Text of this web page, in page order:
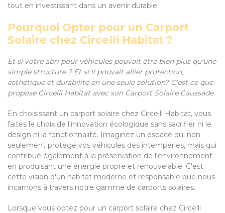
tout en investissant dans un avenir durable.
Pourquoi Opter pour un Carport
Solaire chez Circelli Habitat ?
Et si votre abri pour véhicules pouvait être bien plus qu'une
simple structure ? Et si il pouvait allier protection,
esthétique et durabilité en une seule solution? C'est ce que
propose Circelli Habitat avec son Carport Solaire Caussade.
En choisissant un carport solaire chez Circelli Habitat, vous
faites le choix de l'innovation écologique sans sacrifier ni le
design ni la fonctionnalité. Imaginez un espace qui non
seulement protège vos véhicules des intempéries, mais qui
contribue également à la préservation de l'environnement
en produisant une énergie propre et renouvelable. C'est
cette vision d'un habitat moderne et responsable que nous
incarnons à travers notre gamme de carports solaires.
Lorsque vous optez pour un carport solaire chez Circelli